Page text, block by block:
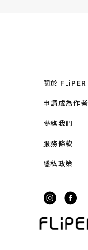
關於 FLiPER
申請成為作者
聯絡我們
服務條款
隱私政策